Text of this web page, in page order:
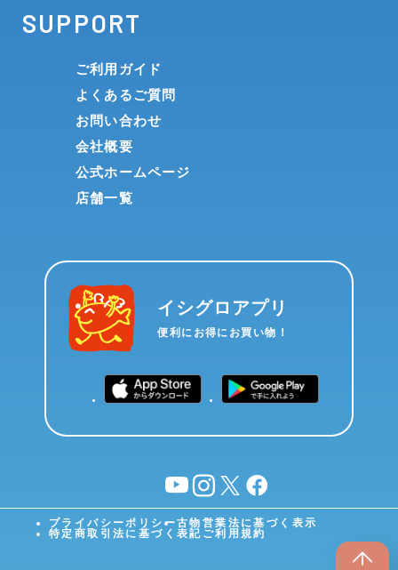
SUPPORT
ご利用ガイド
よくあるご質問
お問い合わせ
会社概要
公式ホームページ
店舗一覧
イシグロアプリ
便利にお得にお買い物！
YouTubeinstagram
X facebook
プライバシーポリシー古物営業法に基づく表示
特定商取引法に基づく表記 ご利用規約